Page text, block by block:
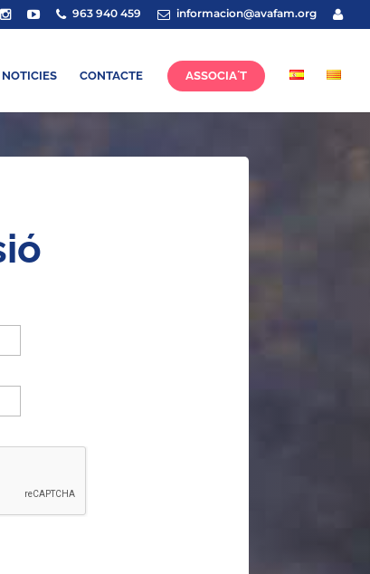
963 940 459 informacion@avafam.org
NOTICIES CONTACTE ASSOCIA´T